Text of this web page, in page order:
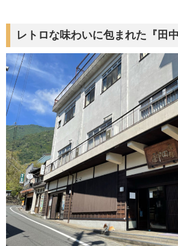
レトロな味わいに包まれた『田中